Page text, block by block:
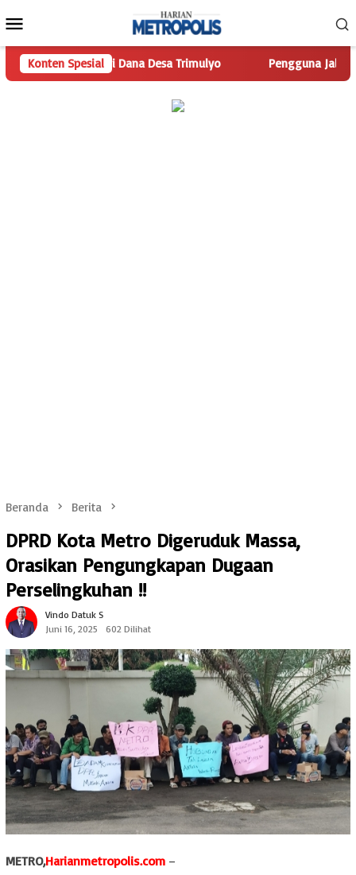
ke
Mobile
Konten Spesial
Telusuri Dana Desa Trimulyo Pengguna Jalan
Beranda Berita
DPRD Kota Metro Digeruduk Massa,
Orasikan Pengungkapan Dugaan
Perselingkuhan !!
Vindo Datuk S
Juni 16, 2025
602 Dilihat
METRO,Harianmetropolis.com –